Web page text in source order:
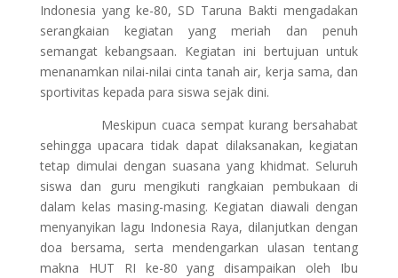
Indonesia yang ke-80, SD Taruna Bakti mengadakan
serangkaian kegiatan yang meriah dan penuh
semangat kebangsaan. Kegiatan ini bertujuan untuk
menanamkan nilai-nilai cinta tanah air, kerja sama, dan
sportivitas kepada para siswa sejak dini.
Meskipun cuaca sempat kurang bersahabat
sehingga upacara tidak dapat dilaksanakan, kegiatan
tetap dimulai dengan suasana yang khidmat. Seluruh
siswa dan guru mengikuti rangkaian pembukaan di
dalam kelas masing-masing. Kegiatan diawali dengan
menyanyikan lagu Indonesia Raya, dilanjutkan dengan
doa bersama, serta mendengarkan ulasan tentang
makna HUT RI ke-80 yang disampaikan oleh Ibu